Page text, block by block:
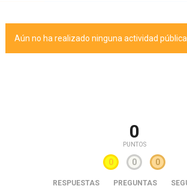
Aún no ha realizado ninguna actividad pública.
0
PUNTOS
0 0 0
RESPUESTAS PREGUNTAS